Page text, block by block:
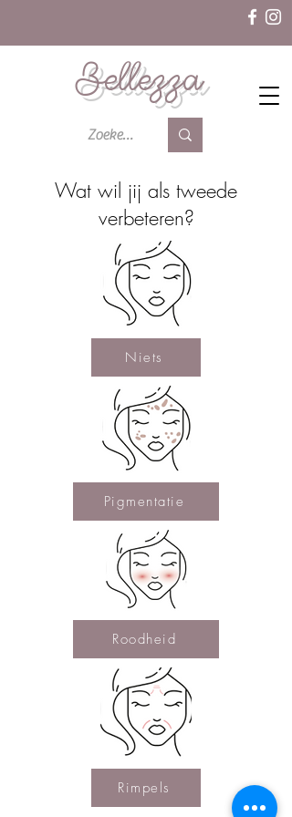
Bellezza
Wat wil jij als tweede
verbeteren?
Niets
Pigmentatie
Roodheid
Rimpels